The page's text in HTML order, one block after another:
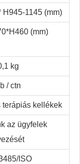
H945-1145 (mm)
(mm)
kg
/ ctn
terápiás kellékek
az ügyfelek
ISO